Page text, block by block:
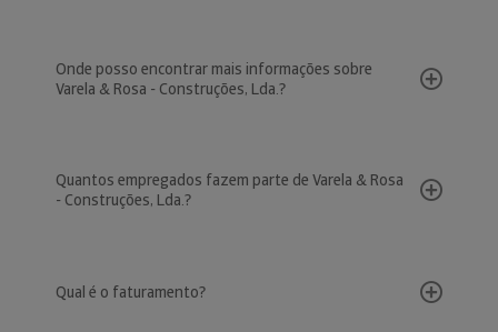
Onde posso encontrar mais informações sobre
Varela & Rosa - Construções, Lda.?
Quantos empregados fazem parte de Varela & Rosa
- Construções, Lda.?
Qual é o faturamento?